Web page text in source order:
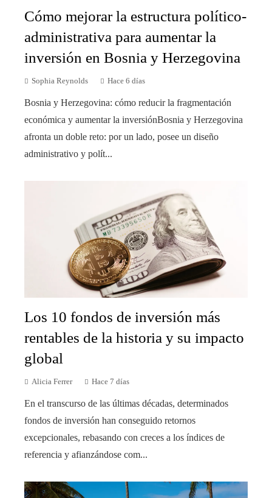
Cómo mejorar la estructura político-
administrativa para aumentar la
inversión en Bosnia y Herzegovina
Sophia Reynolds Hace 6 días
Bosnia y Herzegovina: cómo reducir la fragmentación
económica y aumentar la inversiónBosnia y Herzegovina
afronta un doble reto: por un lado, posee un diseño
administrativo y polít...
Los 10 fondos de inversión más
rentables de la historia y su impacto
global
Alicia Ferrer Hace 7 días
En el transcurso de las últimas décadas, determinados
fondos de inversión han conseguido retornos
excepcionales, rebasando con creces a los índices de
referencia y afianzándose com...